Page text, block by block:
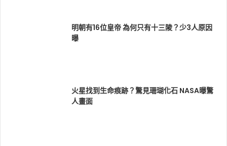
明朝有16位皇帝 為何只有十三陵？少3人原因
曝
火星找到生命痕跡？驚見珊瑚化石 NASA曝驚
人畫面